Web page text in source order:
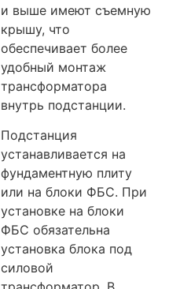
и выше имеют съемную
крышу, что
обеспечивает более
удобный монтаж
трансформатора
внутрь подстанции.
Подстанция
устанавливается на
фундаментную плиту
или на блоки ФБС. При
установке на блоки
ФБС обязательна
установка блока под
силовой